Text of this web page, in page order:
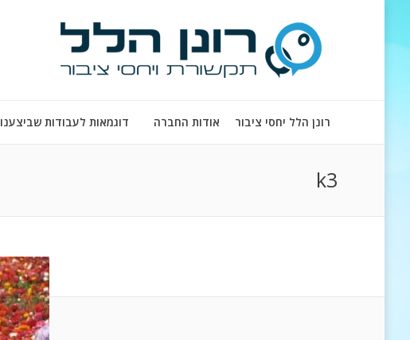
רונן הלל יחסי ציבור אודות החברה דוגמאות לעבודות שביצענו
k3